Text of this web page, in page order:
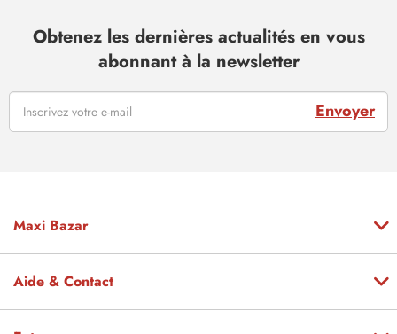
Obtenez les dernières actualités en vous
abonnant à la newsletter
Envoyer
Maxi Bazar
Aide & Contact